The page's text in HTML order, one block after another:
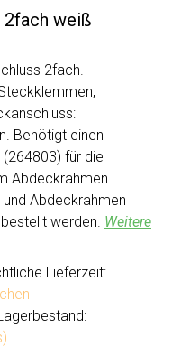
2fach weiß
2fach.
Benötigt einen
für die
Abdeckrahmen.
Abdeckrahmen
werden. Weitere
Lieferzeit: